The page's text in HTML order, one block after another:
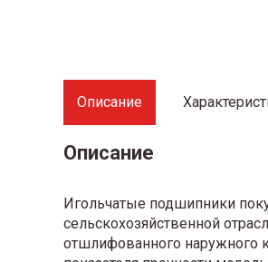
Описание
Описание
Игольчатые подшипники
сельскохозяйственной
отшлифованного наружного